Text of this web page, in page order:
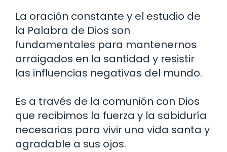
La oración constante y el estudio de
la Palabra de Dios son
fundamentales para mantenernos
arraigados en la santidad y resistir
las influencias negativas del mundo.
Es a través de la comunión con Dios
que recibimos la fuerza y la sabiduría
necesarias para vivir una vida santa y
agradable a sus ojos.